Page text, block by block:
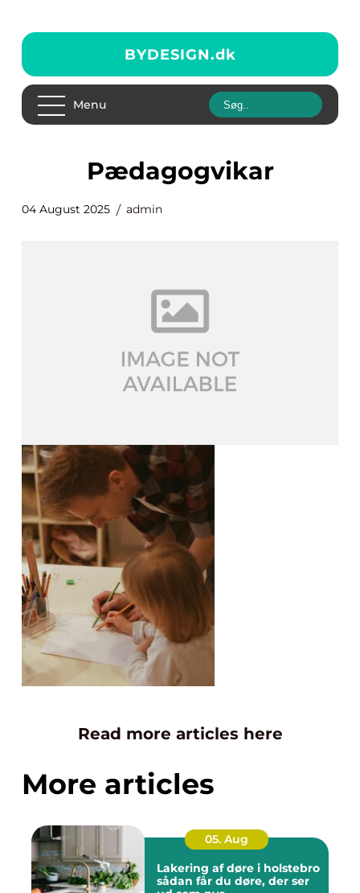
BYDESIGN.dk
Menu
pædagogvikar
04 August 2025 admin
Read more articles here
More articles
05. Aug
Lakering af døre i holstebro
sådan får du døre, der ser